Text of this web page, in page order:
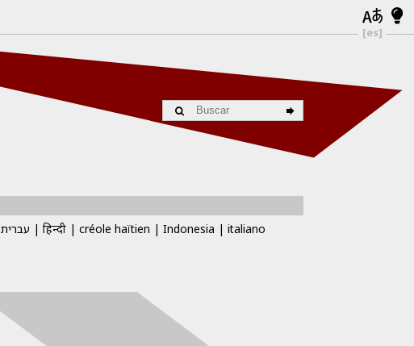
[es]
עברית हिन्दी créole haïtien Indonesia italiano